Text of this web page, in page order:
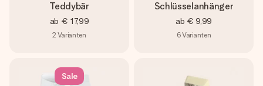
Teddybär
ab € 17,99
2 Varianten
Schlüsselanhänger
ab € 9,99
6Varianten
Sale